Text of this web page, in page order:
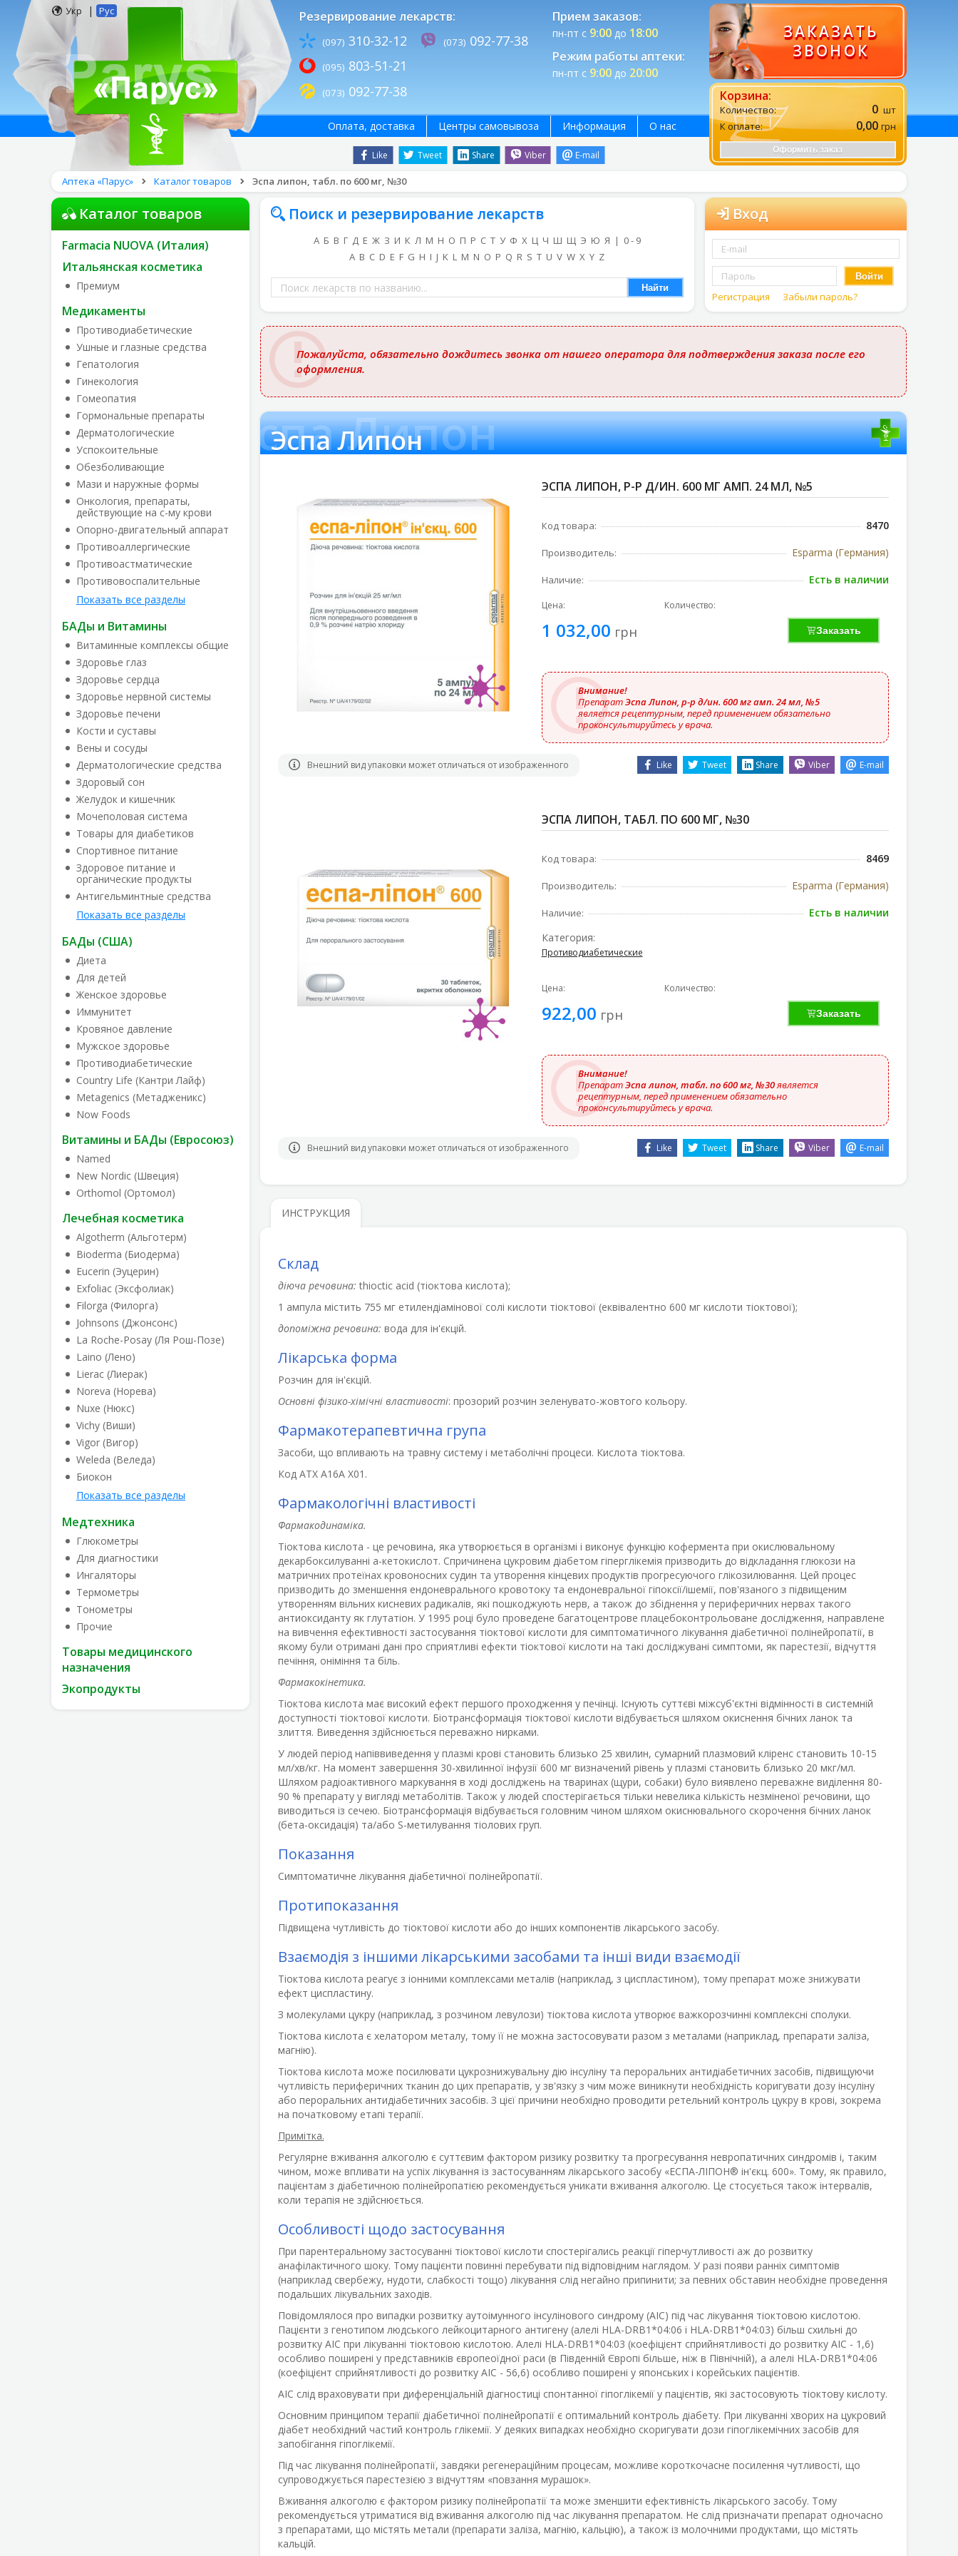
Укр | Рус Резервирование лекарств:
(097) 310-32-12
(095) 803-51-21
(073) 092-77-38
(073) 092-77-38
Прием заказов:
пн-пт с 9:00до 18:00
Режим работы аптеки:
пн-пт с 9:00до 20:00
ЗАКАЗАТЬ
ЗВОНОК
Корзина:
Количество: 0 шт
К оплате:
0,00 грн
Оформить заказ
Like Tweet Share Viber E-mail
Оплата, доставка Центры самовывоза Информация О нас
Аптека «Парус» Каталог товаров Эспа липон, табл. по 600 мг, №30
Каталог товаров
Farmacia NUOVA (Италия)
Итальянская косметика
Премиум
Медикаменты
Противодиабетические
Ушные и глазные средства
Гепатология
Гинекология
Гомеопатия
Гормональные препараты
Дерматологические
Успокоительные
Обезболивающие
Мази и наружные формы
Онкология, препараты,
действующие на с-му крови
Опорно-двигательный аппарат
Противоаллергические
Противоастматические
Противовоспалительные
Показать все разделы
БАДы и Витамины
Витаминные комплексы общие
Здоровье глаз
Здоровье сердца
Здоровье нервной системы
Здоровье печени
Кости и суставы
Вены и сосуды
Дерматологические средства
Здоровый сон
Желудок и кишечник
Мочеполовая система
Товары для диабетиков
Спортивное питание
Здоровое питание и
органические продукты
Антигельминтные средства
Показать все разделы
БАДы (США)
Диета
Для детей
Женское здоровье
Иммунитет
Кровяное давление
Мужское здоровье
Противодиабетические
Country Life (Кантри Лайф)
Metagenics (Метадженикс)
Now Foods
Витамины и БАДы (Евросоюз)
Named
New Nordic (Швеция)
Orthomol (Ортомол)
Лечебная косметика
Algotherm (Альготерм)
Bioderma (Биодерма)
Eucerin (Эуцерин)
Exfoliac (Эксфолиак)
Filorga (Филорга)
Johnsons (Джонсонс)
La Roche-Posay (Ля Рош-Позе)
Laino (Лено)
Lierac (Лиерак)
Noreva (Норева)
Nuxe (Нюкс)
Vichy (Виши)
Vigor (Вигор)
Weleda (Веледа)
Биокон
Показать все разделы
Медтехника
Глюкометры
Для диагностики
Ингаляторы
Термометры
Тонометры
Прочие
Товары медицинского
назначения
Экопродукты
Поиск и резервирование лекарств
А Б В Г Д Е Ж З И К Л М Н О П Р С Т У Ф Х Ц Ч Ш Щ Э Ю Я | 0 - 9
A B C D E F G H I J K L M N O P Q R S T U V W X Y Z
Поиск
лекарств
по
названию
Найти
Вход
Войти
Регистрация Забыли пароль?
Пожалуйста, обязательно дождитесь звонка от нашего оператора для подтверждения заказа после его
оформления.
Эспа Липон
Эспа Липон
ЭСПА ЛИПОН, Р-Р Д/ИН. 600 МГ АМП. 24 МЛ, №5
Код товара: 8470
Производитель: Esparma (Германия)
Наличие: Есть в наличии
Цена:
1 032,00 грн
Количество:
Заказать
Внимание!
ПрепаратЭспа Липон, р-р д/ин. 600 мг амп. 24 мл, №5
является рецептурным, перед применением обязательно
проконсультируйтесь у врача.
Внешний вид упаковки может отличаться от изображенного Like Tweet Share Viber E-mail
ЭСПА ЛИПОН, ТАБЛ. ПО 600 МГ, №30
Код товара: 8469
Производитель: Esparma (Германия)
Наличие:
Есть в наличии
Категория:
Противодиабетические
Цена:
922,00 грн
Количество:
Заказать
Внимание!
ПрепаратЭспа липон, табл. по 600 мг, №30является
рецептурным, перед применением обязательно
проконсультируйтесь у врача.
Внешний вид упаковки может отличаться от изображенного Like Tweet Share Viber E-mail
ИНСТРУКЦИЯ
Склад
діюча речовина: thioctic acid (тіоктова кислота);
1 ампула містить 755 мг етилендіамінової солі кислоти тіоктової (еквівалентно 600 мг кислоти тіоктової);
допоміжна речовина: вода для ін'єкцій.
Лікарська форма
Розчин для ін'єкцій.
Основні фізико-хімічні властивості: прозорий розчин зеленувато-жовтого кольору.
Фармакотерапевтична група
Засоби, що впливають на травну систему і метаболічні процеси. Кислота тіоктова.
Код АТХ А16А Х01.
Фармакологічні властивості
Фармакодинаміка.
Тіоктова кислота - це речовина, яка утворюється в організмі і виконує функцію кофермента при окислювальному
декарбоксилуванні a-кетокислот. Спричинена цукровим діабетом гіперглікемія призводить до відкладання глюкози на
матричних протеїнах кровоносних судин та утворення кінцевих продуктів прогресуючого глікозилювання. Цей процес
призводить до зменшення ендоневрального кровотоку та ендоневральної гіпоксії/ішемії, пов'язаного з підвищеним
утворенням вільних кисневих радикалів, які пошкоджують нерв, а також до збіднення у периферичних нервах такого
антиоксиданту як глутатіон. У 1995 році було проведене багатоцентрове плацебоконтрольоване дослідження, направлене
на вивчення ефективності застосування тіоктової кислоти для симптоматичного лікування діабетичної полінейропатії, в
якому були отримані дані про сприятливі ефекти тіоктової кислоти на такі досліджувані симптоми, як парестезії, відчуття
печіння, оніміння та біль.
Фармакокінетика.
Тіоктова кислота має високий ефект першого проходження у печінці. Існують суттєві міжсуб'єктні відмінності в системній
доступності тіоктової кислоти. Біотрансформація тіоктової кислоти відбувається шляхом окиснення бічних ланок та
злиття. Виведення здійснюється переважно нирками.
У людей період напіввиведення у плазмі крові становить близько 25 хвилин, сумарний плазмовий кліренс становить 10-15
мл/хв/кг. На момент завершення 30-хвилинної інфузії 600 мг визначений рівень у плазмі становить близько 20 мкг/мл.
Шляхом радіоактивного маркування в ході досліджень на тваринах (щури, собаки) було виявлено переважне виділення 80-
90 % препарату у вигляді метаболітів. Також у людей спостерігається тільки невелика кількість незміненої речовини, що
виводиться із сечею. Біотрансформація відбувається головним чином шляхом окиснювального скорочення бічних ланок
(бета-оксидація) та/або S-метилування тіолових груп.
Показання
Симптоматичне лікування діабетичної полінейропатії.
Протипоказання
Підвищена чутливість до тіоктової кислоти або до інших компонентів лікарського засобу.
Взаємодія з іншими лікарськими засобами та інші види взаємодії
Тіоктова кислота реагує з іонними комплексами металів (наприклад, з циспластином), тому препарат може знижувати
ефект циспластину.
З молекулами цукру (наприклад, з розчином левулози) тіоктова кислота утворює важкорозчинні комплексні сполуки.
Тіоктова кислота є хелатором металу, тому її не можна застосовувати разом з металами (наприклад, препарати заліза,
магнію).
Тіоктова кислота може посилювати цукрознижувальну дію інсуліну та пероральних антидіабетичних засобів, підвищуючи
чутливість периферичних тканин до цих препаратів, у зв'язку з чим може виникнути необхідність коригувати дозу інсуліну
або пероральних антидіабетичних засобів. З цієї причини необхідно проводити ретельний контроль цукру в крові, зокрема
на початковому етапі терапії.
Примітка.
Регулярне вживання алкоголю є суттєвим фактором ризику розвитку та прогресування невропатичних синдромів і, таким
чином, може впливати на успіх лікування із застосуванням лікарського засобу «ЕСПА-ЛІПОН® ін'єкц. 600». Тому, як правило,
пацієнтам з діабетичною полінейропатією рекомендується уникати вживання алкоголю. Це стосується також інтервалів,
коли терапія не здійснюється.
Особливості щодо застосування
При парентеральному застосуванні тіоктової кислоти спостерігались реакції гіперчутливості аж до розвитку
анафілактичного шоку. Тому пацієнти повинні перебувати під відповідним наглядом. У разі появи ранніх симптомів
(наприклад свербежу, нудоти, слабкості тощо) лікування слід негайно припинити; за певних обставин необхідне проведення
подальших лікувальних заходів.
Повідомлялося про випадки розвитку аутоімунного інсулінового синдрому (АІС) під час лікування тіоктовою кислотою.
Пацієнти з генотипом людського лейкоцитарного антигену (алелі HLA-DRB1*04:06 і HLA-DRB1*04:03) більш схильні до
розвитку АІС при лікуванні тіоктовою кислотою. Алелі HLA-DRB1*04:03 (коефіцієнт сприйнятливості до розвитку АІС - 1,6)
особливо поширені у представників європеоїдної раси (в Південній Європі більше, ніж в Північній), а алелі HLA-DRB1*04:06
(коефіцієнт сприйнятливості до розвитку АІС - 56,6) особливо поширені у японських і корейських пацієнтів.
АІС слід враховувати при диференціальній діагностиці спонтанної гіпоглікемії у пацієнтів, які застосовують тіоктову кислоту.
Основним принципом терапії діабетичної полінейропатії є оптимальний контроль діабету. При лікуванні хворих на цукровий
діабет необхідний частий контроль глікемії. У деяких випадках необхідно скоригувати дози гіпоглікемічних засобів для
запобігання гіпоглікемії.
Під час лікування полінейропатії, завдяки регенераційним процесам, можливе короткочасне посилення чутливості, що
супроводжується парестезією з відчуттям «повзання мурашок».
Вживання алкоголю є фактором ризику полінейропатії та може зменшити ефективність лікарського засобу. Тому
рекомендується утриматися від вживання алкоголю під час лікування препаратом. Не слід призначати препарат одночасно
з препаратами, що містять метали (препарати заліза, магнію, кальцію), а також із молочними продуктами, що містять
кальцій.